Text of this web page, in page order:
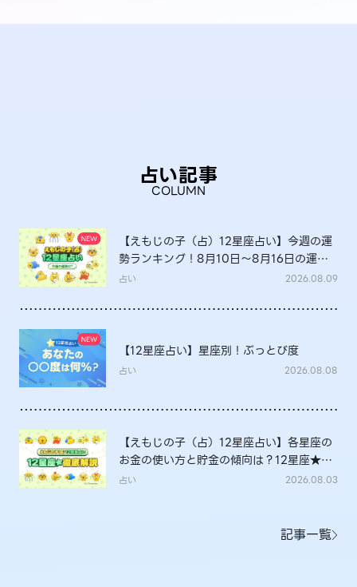
占い記事
COLUMN
【えもじの子（占）12星座占い】今週の運
勢ランキング！8月10日～8月16日の運勢
は？
占い 2026.08.09
【12星座占い】星座別！ぶっとび度
占い 2026.08.08
【えもじの子（占）12星座占い】各星座の
お金の使い方と貯金の傾向は？12星座★徹
底解説
占い 2026.08.03
記事一覧